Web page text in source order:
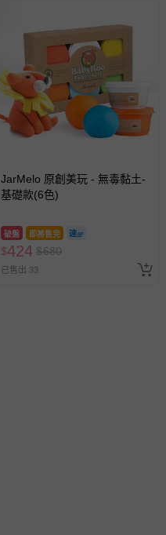
JarMelo 原創美玩 - 無毒黏土-
基礎款(6色)
破盤 即將售完
$424 $680
已售出 33